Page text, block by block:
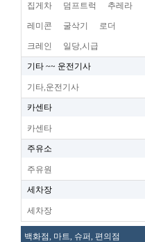
집게차 덤프트럭 추레라
레미콘 굴삭기 로더
크레인 일당,시급
기타 ~~ 운전기사
기타,운전기사
카센타
카센타
주유소
주유원
세차장
세차장
백화점, 마트, 슈퍼, 편의점